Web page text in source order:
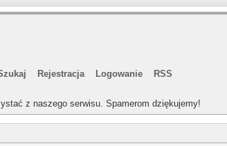
Rejestracja Logowanie
RSS
z naszego serwisu. Spamerom dziękujemy!